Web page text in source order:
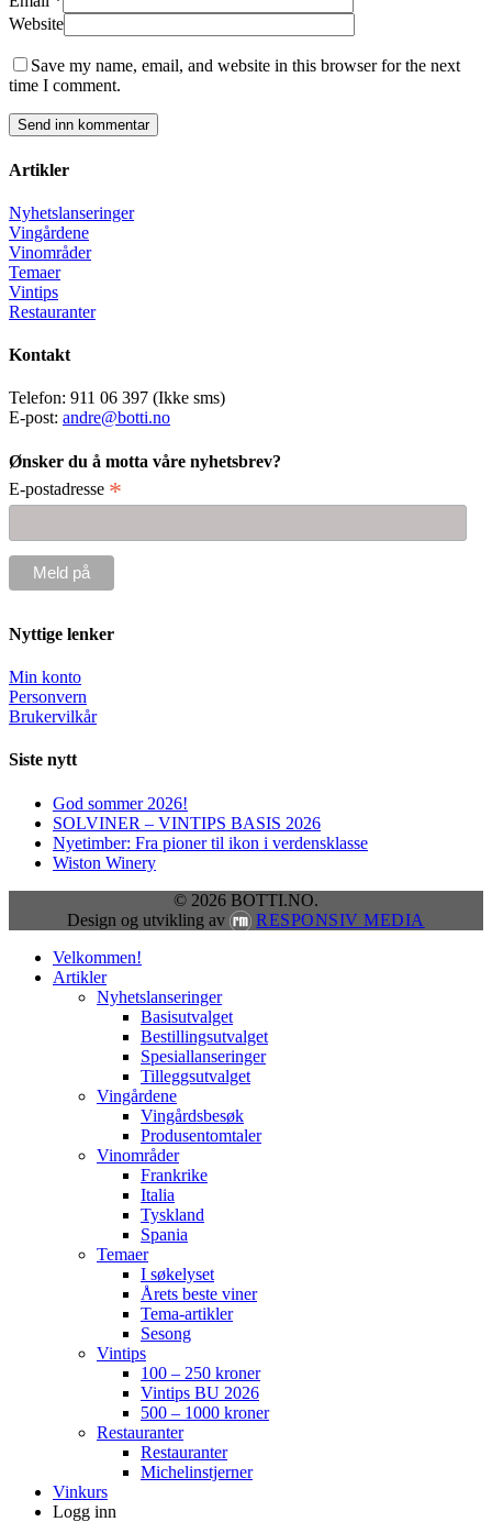
Website
Save my name, email, and website in this browser for the next
time I comment.
Artikler
Nyhetslanseringer
Vingårdene
Vinområder
Temaer
Vintips
Restauranter
Kontakt
Telefon: 911 06 397 (Ikke sms)
E-post: andre@botti.no
Ønsker du å motta våre nyhetsbrev?
E-postadresse *
Nyttige lenker
Min konto
Personvern
Brukervilkår
Siste nytt
God sommer 2026!
SOLVINER – VINTIPS BASIS 2026
Nyetimber: Fra pioner til ikon i verdensklasse
Wiston Winery
© 2026 BOTTI.NO.
Design og utvikling av
RESPONSIV MEDIA
Close
Menu
Velkommen!
Artikler
Nyhetslanseringer
Basisutvalget
Bestillingsutvalget
Spesiallanseringer
Tilleggsutvalget
Vingårdene
Vingårdsbesøk
Produsentomtaler
Vinområder
Frankrike
Italia
Tyskland
Spania
Temaer
I søkelyset
Årets beste viner
Tema-artikler
Sesong
Vintips
100 – 250 kroner
Vintips BU 2026
500 – 1000 kroner
Restauranter
Restauranter
Michelinstjerner
Vinkurs
Logg inn